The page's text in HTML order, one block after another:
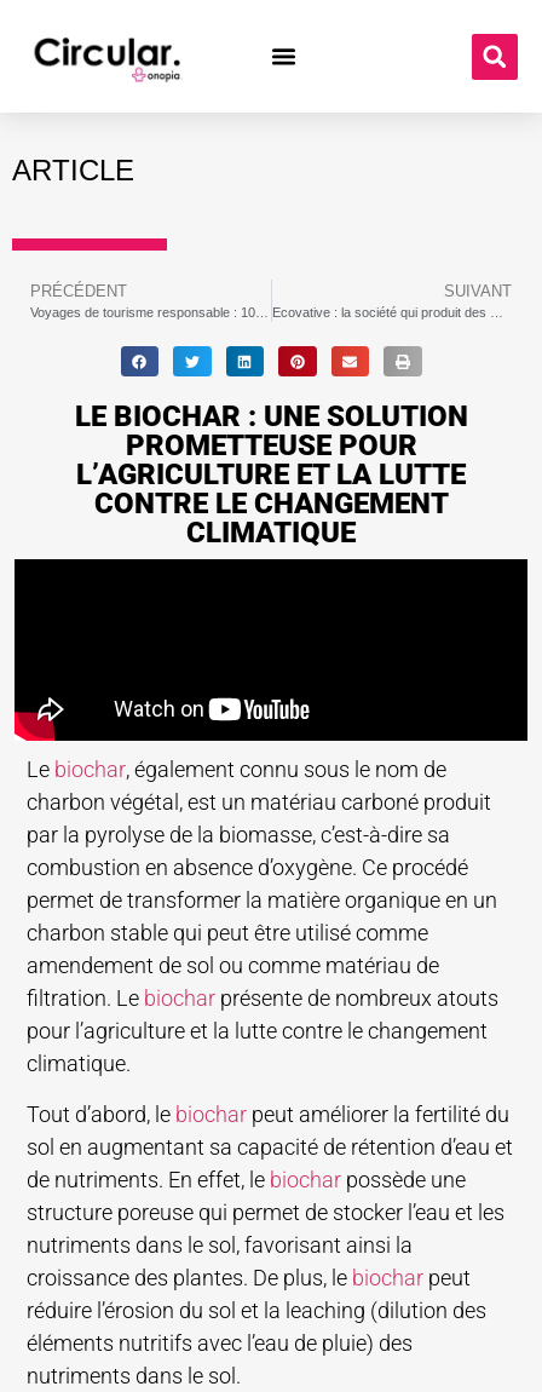
ARTICLE
PRÉCÉDENT SUIVANT
LE BIOCHAR : UNE SOLUTION
PROMETTEUSE POUR
L’AGRICULTURE ET LA LUTTE
CONTRE LE CHANGEMENT
CLIMATIQUE
Le biochar, également connu sous le nom de
charbon végétal, est un matériau carboné produit
par la pyrolyse de la biomasse, c’est-à-dire sa
combustion en absence d’oxygène. Ce procédé
permet de transformer la matière organique en un
charbon stable qui peut être utilisé comme
amendement de sol ou comme matériau de
filtration. Le biochar présente de nombreux atouts
pour l’agriculture et la lutte contre le changement
climatique.
Tout d’abord, le biochar peut améliorer la fertilité du
sol en augmentant sa capacité de rétention d’eau et
de nutriments. En effet, le biochar possède une
structure poreuse qui permet de stocker l’eau et les
nutriments dans le sol, favorisant ainsi la
croissance des plantes. De plus, le biochar peut
réduire l’érosion du sol et la leaching (dilution des
éléments nutritifs avec l’eau de pluie) des
nutriments dans le sol.